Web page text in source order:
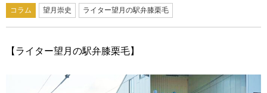
コラム 望月崇史 ライター望月の駅弁膝栗毛
【ライター望月の駅弁膝栗毛】